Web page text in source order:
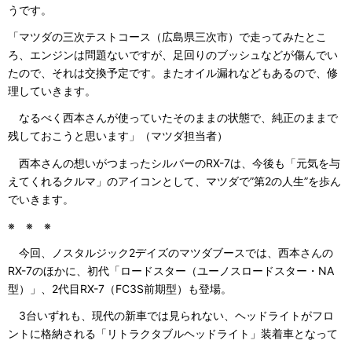
うです。
「マツダの三次テストコース（広島県三次市）で走ってみたとこ
ろ、エンジンは問題ないですが、足回りのブッシュなどが傷んでい
たので、それは交換予定です。またオイル漏れなどもあるので、修
理していきます。
なるべく西本さんが使っていたそのままの状態で、純正のままで
残しておこうと思います」（マツダ担当者）
西本さんの想いがつまったシルバーのRX-7は、今後も「元気を与
えてくれるクルマ」のアイコンとして、マツダで”第2の人生”を歩ん
でいきます。
※ ※ ※
今回、ノスタルジック2デイズのマツダブースでは、西本さんの
RX-7のほかに、初代「ロードスター（ユーノスロードスター・NA
型）」、2代目RX-7（FC3S前期型）も登場。
3台いずれも、現代の新車では見られない、ヘッドライトがフロ
ントに格納される「リトラクタブルヘッドライト」装着車となって